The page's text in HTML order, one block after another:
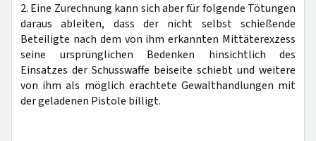
2. Eine Zurechnung kann sich aber für folgende Tötungen
daraus ableiten, dass der nicht selbst schießende
Beteiligte nach dem von ihm erkannten Mittäterexzess
seine ursprünglichen Bedenken hinsichtlich des
Einsatzes der Schusswaffe beiseite schiebt und weitere
von ihm als möglich erachtete Gewalthandlungen mit
der geladenen Pistole billigt.